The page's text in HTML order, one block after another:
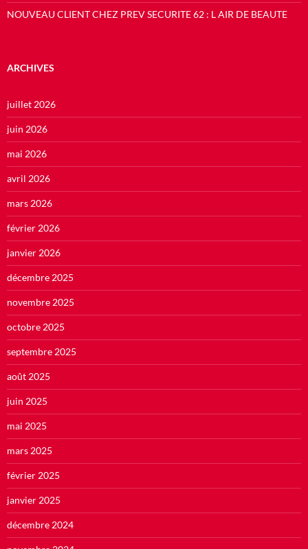
NOUVEAU CLIENT CHEZ PREV SECURITE 62 : L AIR DE BEAUTE
ARCHIVES
juillet 2026
juin 2026
mai 2026
avril 2026
mars 2026
février 2026
janvier 2026
décembre 2025
novembre 2025
octobre 2025
septembre 2025
août 2025
juin 2025
mai 2025
mars 2025
février 2025
janvier 2025
décembre 2024